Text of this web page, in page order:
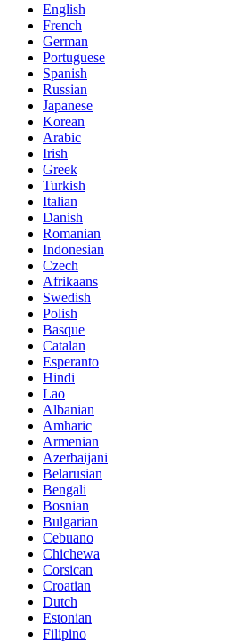
English
French
German
Portuguese
Spanish
Russian
Japanese
Korean
Arabic
Irish
Greek
Turkish
Italian
Danish
Romanian
Indonesian
Czech
Afrikaans
Swedish
Polish
Basque
Catalan
Esperanto
Hindi
Lao
Albanian
Amharic
Armenian
Azerbaijani
Belarusian
Bengali
Bosnian
Bulgarian
Cebuano
Chichewa
Corsican
Croatian
Dutch
Estonian
Filipino